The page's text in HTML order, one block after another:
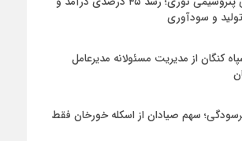
و سودآوری
کنگان از مدیریت مسئولانه مدیرعامل
سهم صیادان از اسکله خورخان فقط